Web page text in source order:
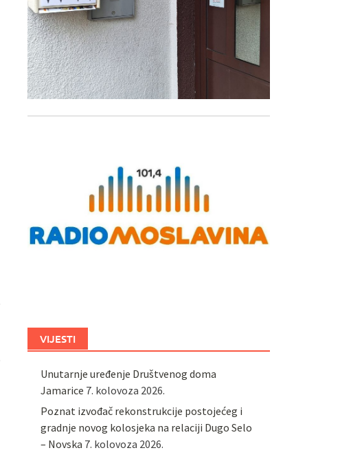
VIJESTI
Unutarnje uređenje Društvenog doma
Jamarice 7. kolovoza 2026.
Poznat izvođač rekonstrukcije postojećeg i
gradnje novog kolosjeka na relaciji Dugo Selo
– Novska 7. kolovoza 2026.